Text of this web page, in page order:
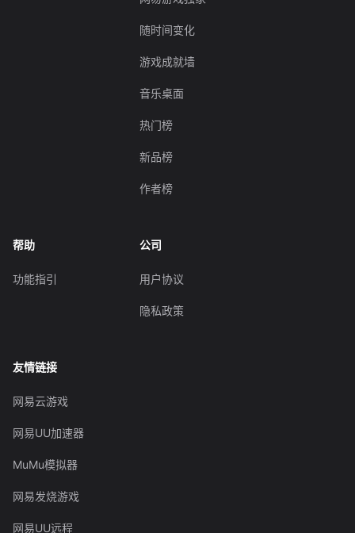
随时间变化
游戏成就墙
音乐桌面
热门榜
新品榜
作者榜
帮助
功能指引
公司
用户协议
隐私政策
友情链接
网易云游戏
网易UU加速器
MuMu模拟器
网易发烧游戏
网易UU远程